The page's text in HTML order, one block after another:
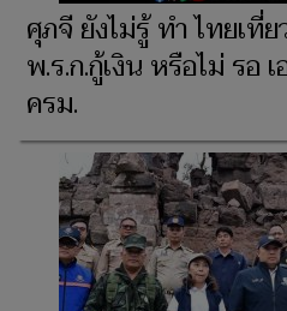
ศุภจี ยังไม่รู้ ทำ ไทยเที่
พ.ร.ก.กู้เงิน หรือไม่ รอ
ครม.